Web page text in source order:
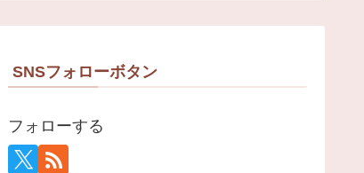
SNSフォローボタン
フォローする